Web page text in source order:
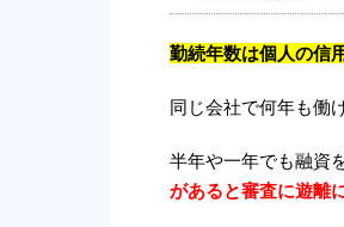
勤続年数は個人の信
同じ会社で何年も働
半年や一年でも融資
があると審査に遊離